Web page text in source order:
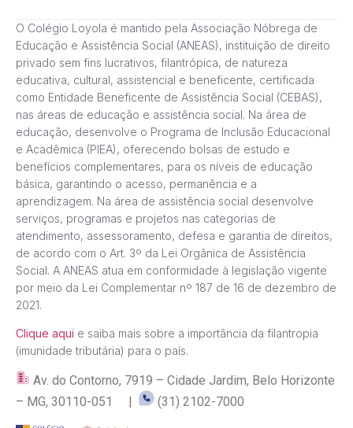
O Colégio Loyola é mantido pela Associação Nóbrega de
Educação e Assistência Social (ANEAS), instituição de direito
privado sem fins lucrativos, filantrópica, de natureza
educativa, cultural, assistencial e beneficente, certificada
como Entidade Beneficente de Assistência Social (CEBAS),
nas áreas de educação e assistência social. Na área de
educação, desenvolve o Programa de Inclusão Educacional
e Acadêmica (PIEA), oferecendo bolsas de estudo e
benefícios complementares, para os níveis de educação
básica, garantindo o acesso, permanência e a
aprendizagem. Na área de assistência social desenvolve
serviços, programas e projetos nas categorias de
atendimento, assessoramento, defesa e garantia de direitos,
de acordo com o Art. 3º da Lei Orgânica de Assistência
Social. A ANEAS atua em conformidade à legislação vigente
por meio da Lei Complementar nº 187 de 16 de dezembro de
2021.
Clique aqui e saiba mais sobre a importância da filantropia
(imunidade tributária) para o país.
Av. do Contorno, 7919 – Cidade Jardim, Belo Horizonte
– MG, 30110-051 |
(31) 2102-7000